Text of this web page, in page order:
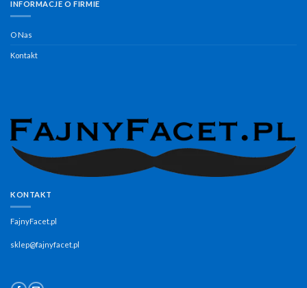
INFORMACJE O FIRMIE
O Nas
Kontakt
KONTAKT
FajnyFacet.pl
sklep@fajnyfacet.pl